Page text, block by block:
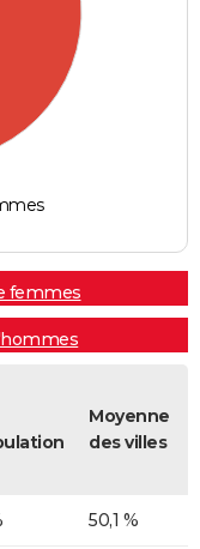
femmes
Moyenne
des villes
50,1 %